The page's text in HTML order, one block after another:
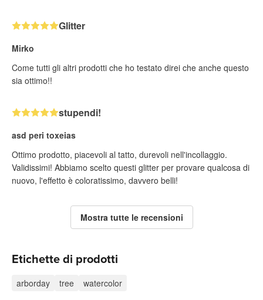
Glitter
Mirko
Come tutti gli altri prodotti che ho testato direi che anche questo
sia ottimo!!
stupendi!
asd peri toxeias
Ottimo prodotto, piacevoli al tatto, durevoli nell'incollaggio.
Validissimi! Abbiamo scelto questi glitter per provare qualcosa di
nuovo, l'effetto è coloratissimo, davvero belli!
Mostra tutte le recensioni
Etichette di prodotti
arborday tree watercolor